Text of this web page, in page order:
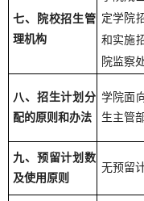
七、院校招生管
理机构
定学院
和实施
院监察
八、招生计划分
配的原则和办法
学院面
生主管
九、预留计划数
及使用原则
无预留